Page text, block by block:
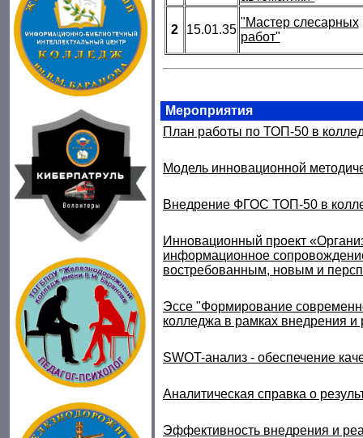
2 15.01.35
"Мастер слесарных
работ"
Мероприятия
План работы по ТОП-50 в
Модель инновационной
Внедрение ФГОС ТОП-50 в
Инновационный проект
информационное
востребованным, новым и
Эссе "Формирование
колледжа в рамках внедрения
SWOT-анализ - обеспечение
Аналитическая справка о
Эффективность внедрения и